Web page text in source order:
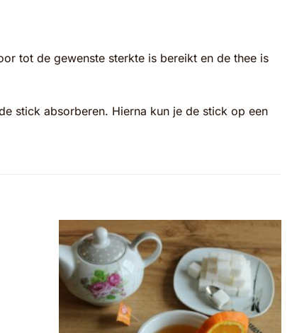
tot de gewenste sterkte is bereikt en de thee is
stick absorberen. Hierna kun je de stick op een